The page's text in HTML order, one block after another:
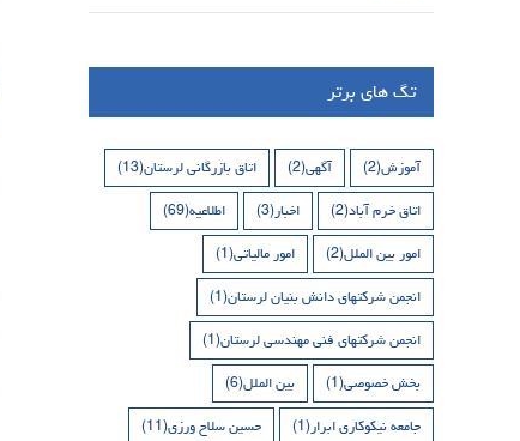
تگ های برتر
آموزش(2) آگهی(2) اتاق بازرگانی لرستان(13)
اتاق خرم آباد(2) اخبار(3) اطلاعیه(69)
امور بین الملل(2) امور مالیاتی(1)
انجمن شرکتهای دانش بنیان لرستان(1)
انجمن شرکتهای فنی مهندسی لرستان(1)
بخش خصوصی(1) بین الملل(6)
جامعه نیکوکاری ابرار(1) حسین سلاح ورزی(11)